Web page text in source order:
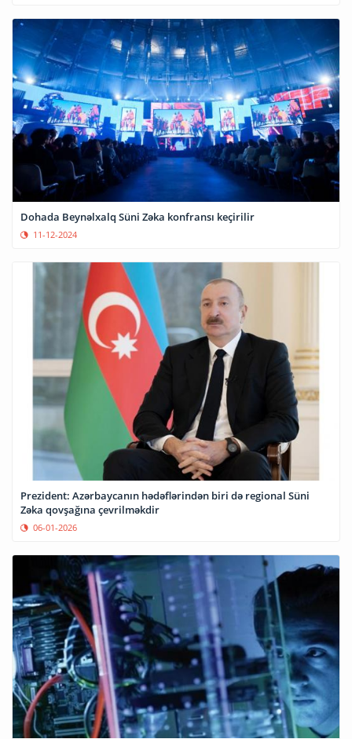
Dohada Beynəlxalq Süni Zəka konfransı keçirilir
11-12-2024
Prezident: Azərbaycanın hədəflərindən biri də regional Süni
Zəka qovşağına çevrilməkdir
06-01-2026